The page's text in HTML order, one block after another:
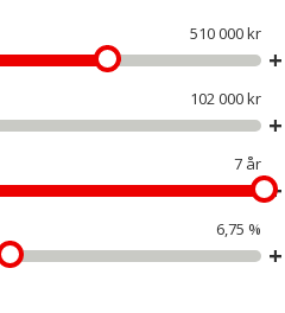
510 000 kr
102 000 kr
7 år
6,75 %